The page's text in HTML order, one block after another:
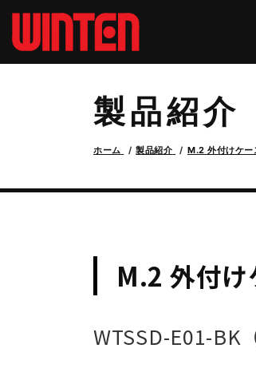
製品紹介
ホーム 製品紹介 M.2 外付けケー
M.2 外付け
WTSSD-E01-BK